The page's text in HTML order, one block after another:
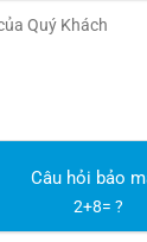
Câu hỏi bảo
2+8= ?